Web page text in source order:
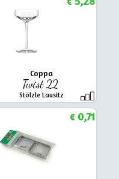
Coppa
Twist 22
Stölzle Lausitz
€0,71